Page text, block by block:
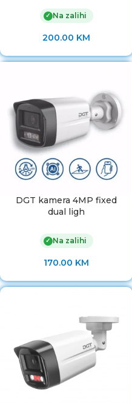
✓ Na zalihi
200.00 KM
DGT kamera 4MP fixed
dual ligh
✓ Na zalihi
170.00 KM